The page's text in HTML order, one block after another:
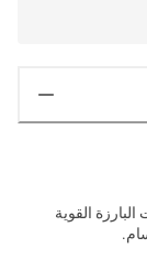
القوية